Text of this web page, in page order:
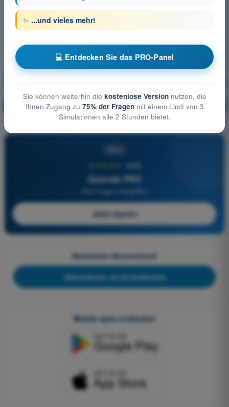
Flugleistung des UAS Ausbildung!
🔒 PRO Erläuterung der Frage
4,6/5
Quizvds PRO
Alle Fragen inbegriffen
Jetzt starten
Newsletter-Abonnement
Abonnieren, es ist kostenlos
Mobile apps entdecken
✨ ...und vieles mehr!
💻 Entdecken Sie das PRO-Panel
Sie können weiterhin die kostenlose Versionnutzen, die
Ihnen Zugang zu 75% der Fragenmit einem Limit von 3
Simulationen alle 2 Stunden bietet.